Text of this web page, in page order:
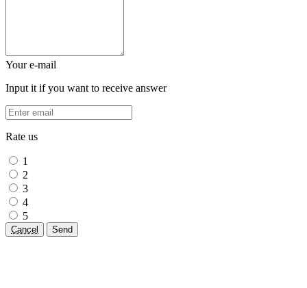
Your e-mail
Input it if you want to receive answer
Rate us
1
2
3
4
5
Cancel Send